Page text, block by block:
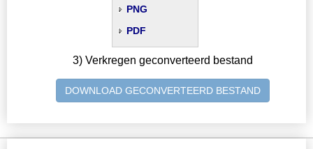
PNG
PDF
3) Verkregen geconverteerd bestand
DOWNLOAD GECONVERTEERD BESTAND